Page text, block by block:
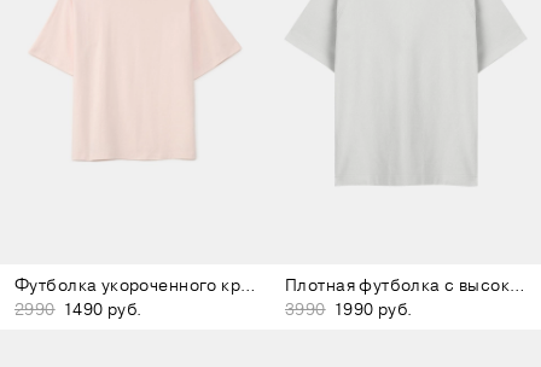
Футболка укороченного кроя розовая
2990 1490 руб.
Плотная футболка с высоким воротом светло-серая
3990 1990 руб.